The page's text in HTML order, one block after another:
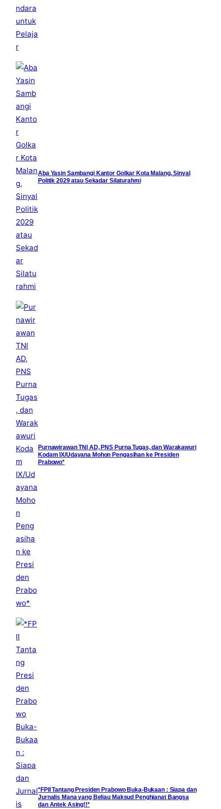
Aba Yasin Sambangi Kantor Golkar Kota Malang, Sinyal
Politik 2029 atau Sekadar Silaturahmi
Purnawirawan TNI AD, PNS Purna Tugas, dan Warakawuri
Kodam IX/Udayana Mohon Pengasihan ke Presiden
Prabowo*
*FPII Tantang Presiden Prabowo Buka-Bukaan : Siapa dan
Jurnalis Mana yang Beliau Maksud Penghianat Bangsa
dan Antek Asing!!*